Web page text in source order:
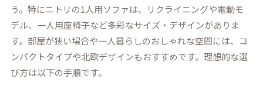
う。特にニトリの1人用ソファは、リクライニングや電動モ
デル、一人用座椅子など多彩なサイズ・デザインがありま
す。部屋が狭い場合や一人暮らしのおしゃれな空間には、コ
ンパクトタイプや北欧デザインもおすすめです。理想的な選
び方は以下の手順です。